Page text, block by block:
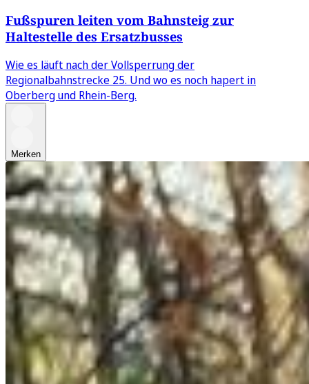
Fußspuren leiten vom Bahnsteig zur
Haltestelle des Ersatzbusses
Wie es läuft nach der Vollsperrung der
Regionalbahnstrecke 25. Und wo es noch hapert in
Oberberg und Rhein-Berg.
Merken